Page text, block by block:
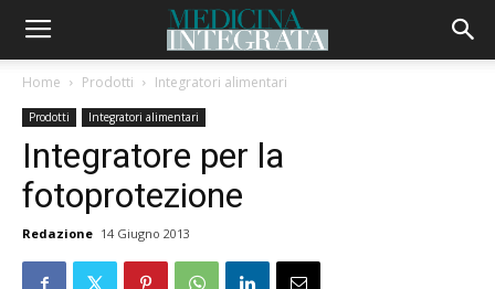
Home Prodotti Integratori alimentari
Prodotti Integratori alimentari
Integratore per la
fotoprotezione
Redazione 14 Giugno 2013